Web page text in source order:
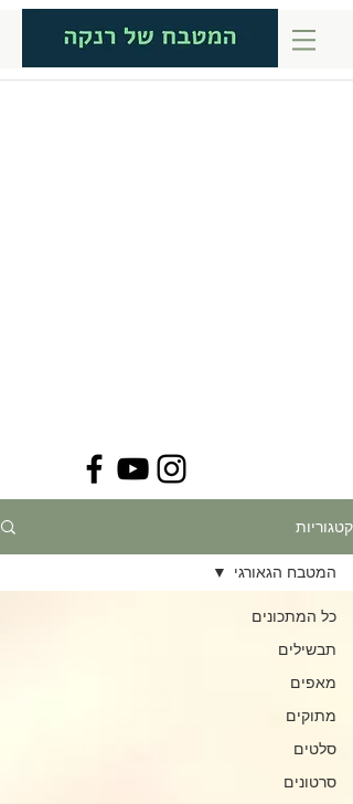
קטגוריות
כל המתכונים
תבשילים
מאפים
מתוקים
סלטים
סרטונים
המטבח הגאורגי